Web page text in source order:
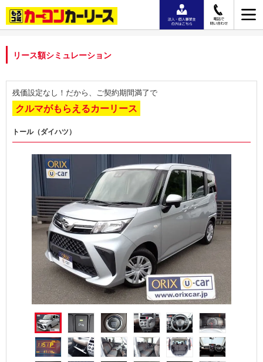
リース額シミュレーション
残価設定なし！だから、ご契約期間満了で
クルマがもらえるカーリース
トール（ダイハツ）